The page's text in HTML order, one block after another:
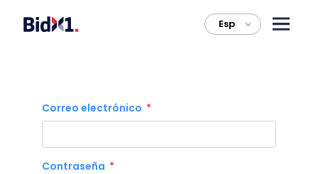
Esp >
Correo electrónico
Contraseña